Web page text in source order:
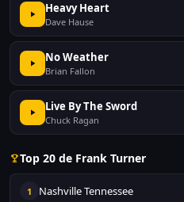
Heavy Heart
Dave Hause
No Weather
Brian Fallon
Live By The Sword
Chuck Ragan
Top 20 de Frank Turner
1 Nashville Tennessee